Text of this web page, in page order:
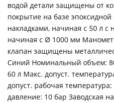
водой детали защищены от
покрытие на базе
накладками, начиная с 50 л
начиная с Ø 1000 мм
клапан защищены
Синий Номинальный объем:
60 л Макс. допуст.
допуст. рабочая
давление: 10 бар Заводская